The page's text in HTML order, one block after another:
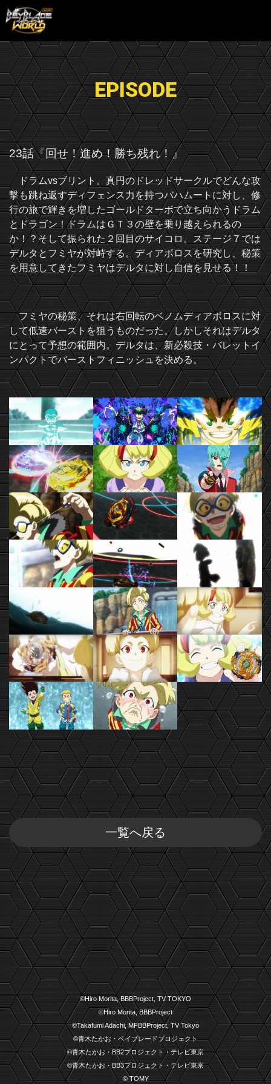
EPISODE
23話『回せ！進め！勝ち残れ！』
ドラムvsブリント。真円のドレッドサークルでどんな攻
撃も跳ね返すディフェンス力を持つバハムートに対し、修
行の旅で輝きを増したゴールドターボで立ち向かうドラム
とドラゴン！ドラムはＧＴ３の壁を乗り越えられるの
か！？そして振られた２回目のサイコロ。ステージ７では
デルタとフミヤが対峙する。ディアボロスを研究し、秘策
を用意してきたフミヤはデルタに対し自信を見せる！！
フミヤの秘策、それは右回転のベノムディアボロスに対
して低速バーストを狙うものだった。しかしそれはデルタ
にとって予想の範囲内。デルタは、新必殺技・バレットイ
ンパクトでバーストフィニッシュを決める。
一覧へ戻る
©Hiro Morita, BBBProject, TV TOKYO
©Hiro Morita, BBBProject
©Takafumi Adachi, MFBBProject, TV Tokyo
©青木たかお・ベイブレードプロジェクト
©青木たかお・BB2プロジェクト・テレビ東京
©青木たかお・BB3プロジェクト・テレビ東京
© TOMY